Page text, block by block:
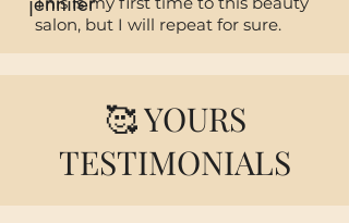
salon, but I will repeat for sure.
🥰 YOURS
TESTIMONIALS